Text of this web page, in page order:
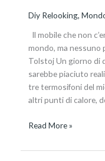
Diy Relooking,
Il mobile che non
mondo, ma nessuno
Tolstoj Un giorno di
sarebbe piaciuto
tre termosifoni del
altri punti di calore,
Read More »